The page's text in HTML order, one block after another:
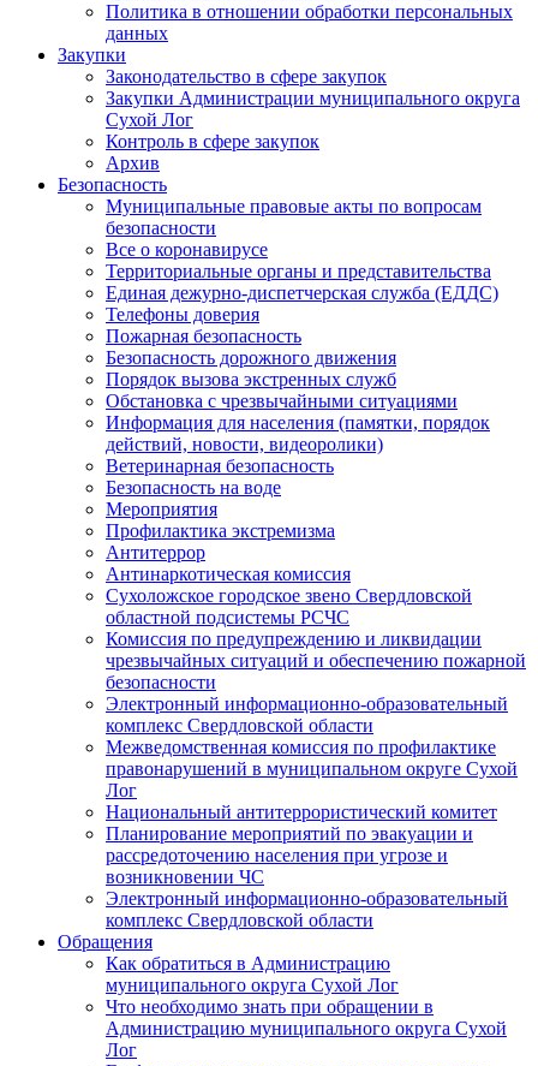
Политика в отношении обработки персональных
данных
Закупки
Законодательство в сфере закупок
Закупки Администрации муниципального округа
Сухой Лог
Контроль в сфере закупок
Архив
Безопасность
Муниципальные правовые акты по вопросам
безопасности
Все о коронавирусе
Территориальные органы и представительства
Единая дежурно-диспетчерская служба (ЕДДС)
Телефоны доверия
Пожарная безопасность
Безопасность дорожного движения
Порядок вызова экстренных служб
Обстановка с чрезвычайными ситуациями
Информация для населения (памятки, порядок
действий, новости, видеоролики)
Ветеринарная безопасность
Безопасность на воде
Мероприятия
Профилактика экстремизма
Антитеррор
Антинаркотическая комиссия
Сухоложское городское звено Свердловской
областной подсистемы РСЧС
Комиссия по предупреждению и ликвидации
чрезвычайных ситуаций и обеспечению пожарной
безопасности
Электронный информационно-образовательный
комплекс Cвердловской области
Межведомственная комиссия по профилактике
правонарушений в муниципальном округе Сухой
Лог
Национальный антитеррористический комитет
Планирование мероприятий по эвакуации и
рассредоточению населения при угрозе и
возникновении ЧС
Электронный информационно-образовательный
комплекс Свердловской области
Обращения
Как обратиться в Администрацию
муниципального округа Сухой Лог
Что необходимо знать при обращении в
Администрацию муниципального округа Сухой
Лог